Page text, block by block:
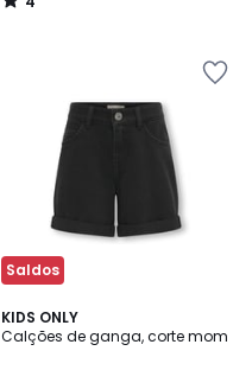
/
Saldos
KIDS ONLY
Calções de ganga, corte mom
2
Cores